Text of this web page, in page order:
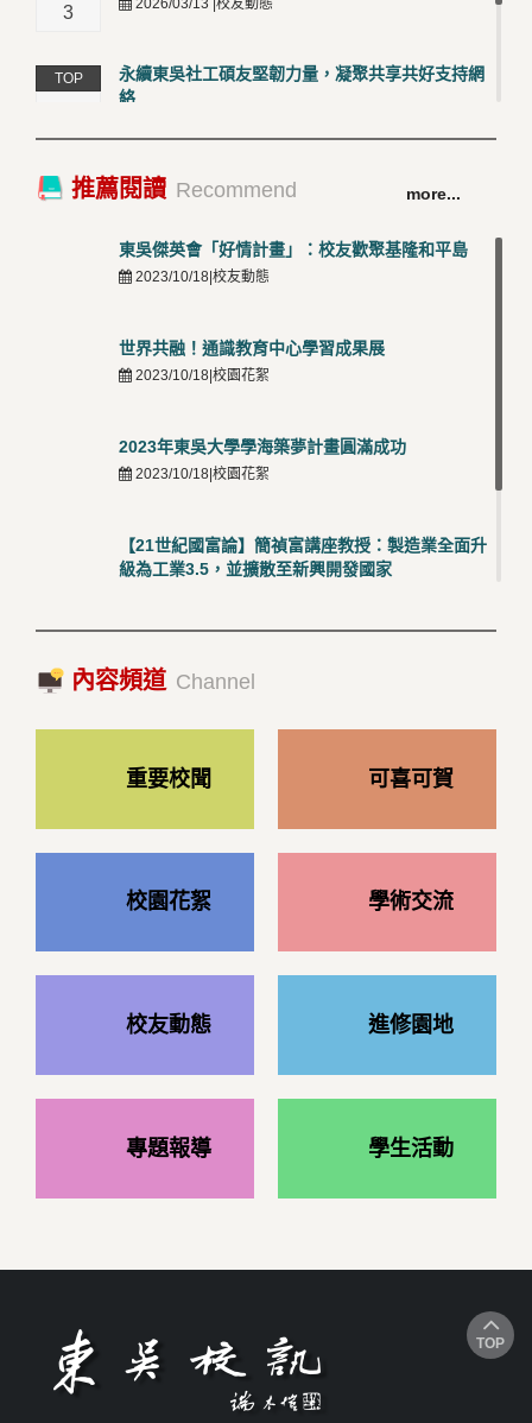
3 2026/03/13 |校友動態
TOP
永續東吳社工碩友堅韌力量，凝聚共享共好支持網
絡
TOP
卓越永續校園 東吳大學連奪 ISO 14001、45001 及
50001三大國際驗證殊榮
推薦閱讀 Recommend more...
東吳傑英會「好情計畫」：校友歡聚基隆和平島
2023/10/18|校友動態
世界共融！通識教育中心學習成果展
2023/10/18|校園花絮
2023年東吳大學學海築夢計畫圓滿成功
2023/10/18|校園花絮
【21世紀國富論】簡禎富講座教授：製造業全面升
級為工業3.5，並擴散至新興開發國家
2023/10/18|推薦閱讀
內容頻道 Channel
重要校聞 可喜可賀
校園花絮 學術交流
校友動態 進修園地
專題報導 學生活動
TOP